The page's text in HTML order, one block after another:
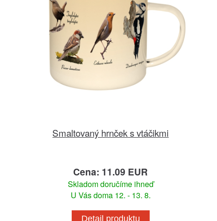
Smaltovaný hrnček s vtáčikmi
Cena: 11.09 EUR
Skladom doručíme ihneď
U Vás doma 12. - 13. 8.
Detail produktu